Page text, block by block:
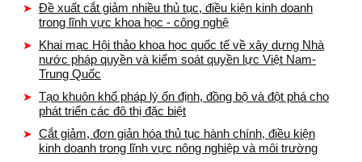
Đề xuất cắt giảm nhiều thủ tục, điều kiện kinh doanh
trong lĩnh vực khoa học - công nghệ
Khai mạc Hội thảo khoa học quốc tế về xây dựng Nhà
nước pháp quyền và kiểm soát quyền lực Việt Nam-
Trung Quốc
Tạo khuôn khổ pháp lý ổn định, đồng bộ và đột phá cho
phát triển các đô thị đặc biệt
Cắt giảm, đơn giản hóa thủ tục hành chính, điều kiện
kinh doanh trong lĩnh vực nông nghiệp và môi trường